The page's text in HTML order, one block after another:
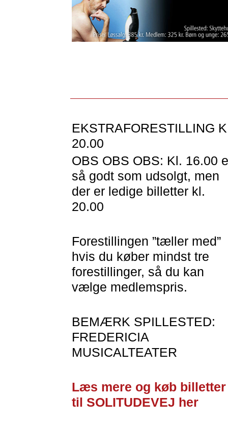
EKSTRAFORESTILLING
20.00
OBS OBS OBS: Kl. 16.00
så godt som udsolgt, men
der er ledige billetter kl.
20.00
Forestillingen ”tæller med”
hvis du køber mindst tre
forestillinger, så du kan
vælge medlemspris.
BEMÆRK SPILLESTED:
FREDERICIA
MUSICALTEATER
Læs mere og køb billetter
til SOLITUDEVEJ her